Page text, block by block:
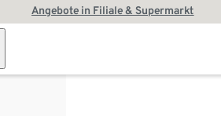
Angebote in Filiale & Supermarkt